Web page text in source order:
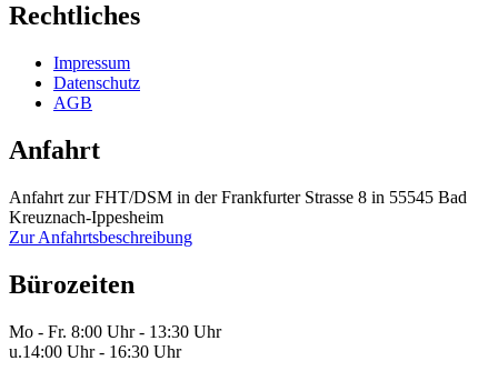
Rechtliches
Impressum
Datenschutz
AGB
Anfahrt
Anfahrt zur FHT/DSM in der Frankfurter Strasse 8 in 55545 Bad
Kreuznach-Ippesheim
Zur Anfahrtsbeschreibung
Bürozeiten
Mo - Fr. 8:00 Uhr - 13:30 Uhr
u.14:00 Uhr - 16:30 Uhr